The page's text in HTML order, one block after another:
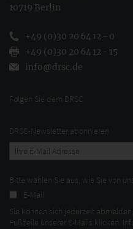
10719 Berlin
+49 (0)30 20 64 12 - 0
+49 (0)30 20 64 12 - 15
info@drsc.de
Folgen Sie dem DRSC
DRSC-Newsletter abonnieren
Bitte wählen Sie aus, wie Sie von
E-Mail
Sie können sich jederzeit
Fußzeile unserer E-Mails klicken.